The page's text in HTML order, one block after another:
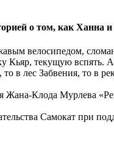
о том, как Ханна
велосипедом,
Кьяр, текущую
в лес Забвения, то в
Жана-Клода Мурлева
Самокат при